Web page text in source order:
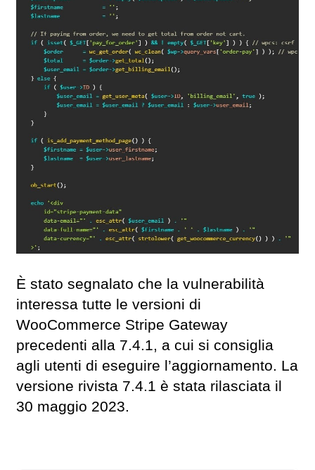
È stato segnalato che la vulnerabilità
interessa tutte le versioni di
WooCommerce Stripe Gateway
precedenti alla 7.4.1, a cui si consiglia
agli utenti di eseguire l’aggiornamento. La
versione rivista 7.4.1 è stata rilasciata il
30 maggio 2023.